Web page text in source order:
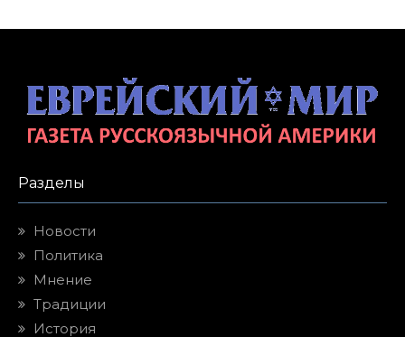
Разделы
Новости
Политика
Мнение
Традиции
История